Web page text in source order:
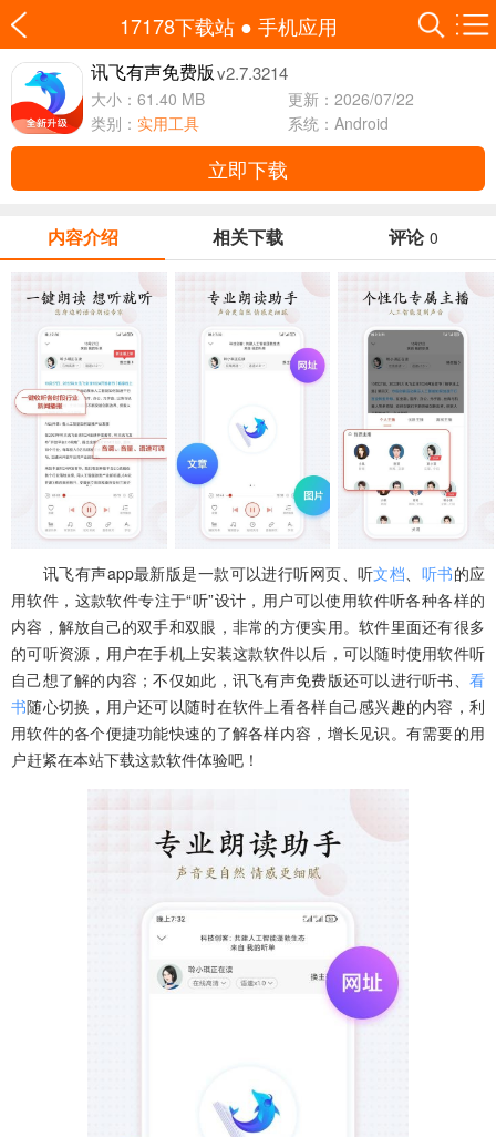
17178下载站 ● 手机应用
讯飞有声免费版 v2.7.3214
大小：61.40 MB
更新：2026/07/22
类别： 实用工具 系统：Android
立即下载
内容介绍 相关下载 评论 0
讯飞有声app最新版是一款可以进行听网页、听文档、 听书的应
用软件，这款软件专注于“听”设计，用户可以使用软件听各种各样的
内容，解放自己的双手和双眼，非常的方便实用。软件里面还有很多
的可听资源，用户在手机上安装这款软件以后，可以随时使用软件听
自己想了解的内容；不仅如此，讯飞有声免费版还可以进行听书、 看
书随心切换，用户还可以随时在软件上看各样自己感兴趣的内容，利
用软件的各个便捷功能快速的了解各样内容，增长见识。有需要的用
户赶紧在本站下载这款软件体验吧！